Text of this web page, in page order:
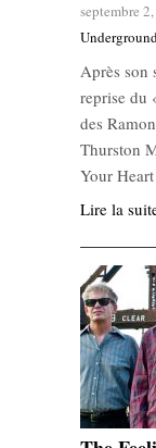
septembre
Après son
reprise du
des
Thurston
Your
Lire la